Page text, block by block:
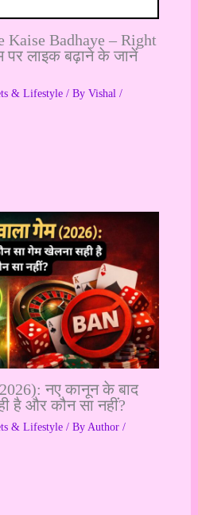
Kaise Badhaye – Right
पर लाइक बढ़ाने के जानें
& Lifestyle/ By Vishal /
नए कानून के बाद
है और कौन सा नहीं?
& Lifestyle/ By Author /